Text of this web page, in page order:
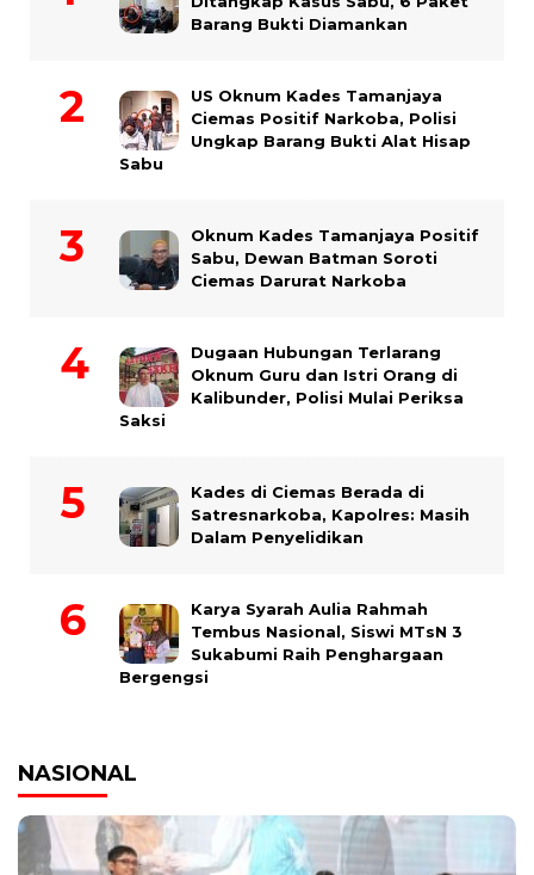
Barang Bukti Diamankan
US Oknum Kades Tamanjaya
Ciemas Positif Narkoba, Polisi
Ungkap Barang Bukti Alat Hisap
Sabu
Oknum Kades Tamanjaya Positif
Sabu, Dewan Batman Soroti
Ciemas Darurat Narkoba
Dugaan Hubungan Terlarang
Oknum Guru dan Istri Orang di
Kalibunder, Polisi Mulai Periksa
Saksi
Kades di Ciemas Berada di
Satresnarkoba, Kapolres: Masih
Dalam Penyelidikan
Karya Syarah Aulia Rahmah
Tembus Nasional, Siswi MTsN 3
Sukabumi Raih Penghargaan
Bergengsi
NASIONAL